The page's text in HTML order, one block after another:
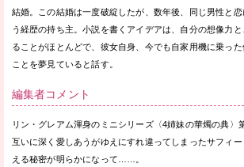
結婚。この結婚は一度破綻したが、数年後、同じ男性と
う経歴の持ち主。小説を書くアイデアは、自分の想像力
ることがほとんどで、彼女自身、今でも自家用機に乗っ
ことを夢見ていると話す。
編集者コメント
リン・グレアム渾身のミニシリーズ〈4姉妹の華燭の典〉
互いに深く愛しあうがゆえにすれ違ってしまったサフィ
える秘密が明らかになって……。